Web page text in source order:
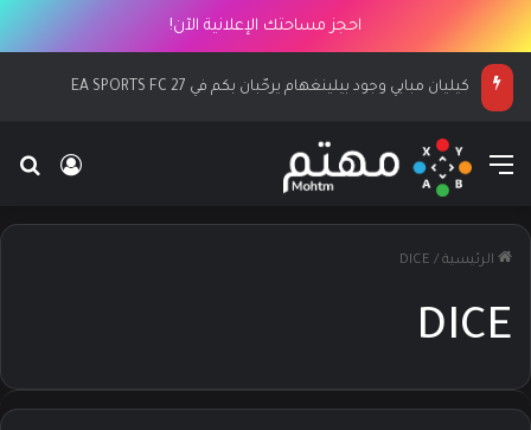
احجز مساحتك الإعلانية الآن!
كيليان مبابي وجود بيلينغهام يرحّبان بكم في EA SPORTS FC 27
القائمة
الرئيسية /
DICE
DICE